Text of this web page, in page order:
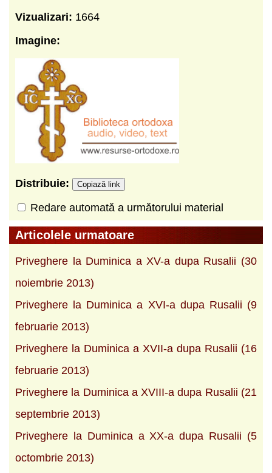
Vizualizari: 1664
Imagine:
Distribuie: Copiază link
Redare automată a următorului material
Articolele urmatoare
Priveghere la Duminica a XV-a dupa Rusalii (30
noiembrie 2013)
Priveghere la Duminica a XVI-a dupa Rusalii (9
februarie 2013)
Priveghere la Duminica a XVII-a dupa Rusalii (16
februarie 2013)
Priveghere la Duminica a XVIII-a dupa Rusalii (21
septembrie 2013)
Priveghere la Duminica a XX-a dupa Rusalii (5
octombrie 2013)